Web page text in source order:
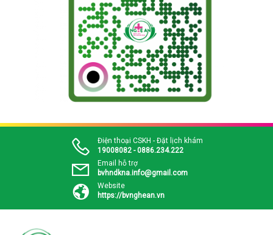
Điện thoại CSKH - Đặt lịch khám
19008082 - 0886.234.222
Email hỗ trợ
bvhndkna.info@gmail.com
Website
https://bvnghean.vn